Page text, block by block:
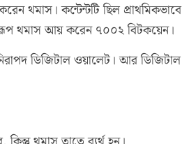
থমাস। কন্টেন্টটি ছিল প্রাথমিকভাবে
থমাস আয় করেন ৭০০২ বিটকয়েন।
ডিজিটাল ওয়ালেট। আর ডিজিটাল